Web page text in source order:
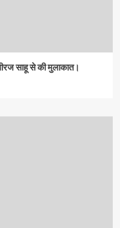
साहू से की मुलाकात।